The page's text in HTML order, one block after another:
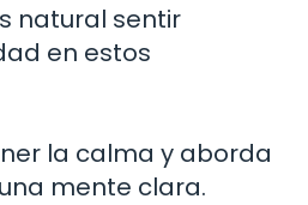
natural sentir
en estos
la calma y aborda
mente clara.